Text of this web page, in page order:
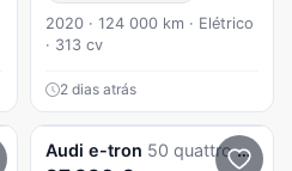
2020 · 124 000 km · Elétrico
· 313 cv
2 dias atrás
Audi e-tron 50 quattro advanced